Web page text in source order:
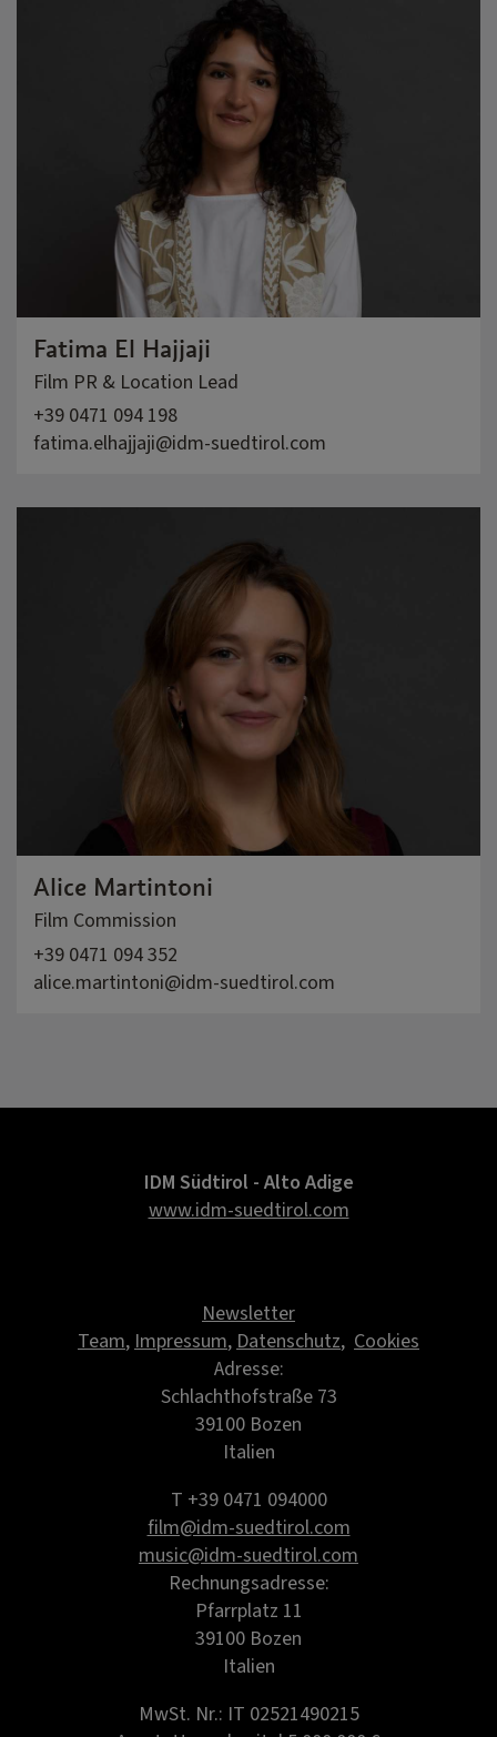
Fatima El Hajjaji
Film PR & Location Lead
+39 0471 094 198
fatima.elhajjaji@idm-suedtirol.com
Alice Martintoni
Film Commission
+39 0471 094 352
alice.martintoni@idm-suedtirol.com
IDM Südtirol - Alto Adige
www.idm-suedtirol.com
Newsletter
Team,Impressum,Datenschutz, Cookies
Adresse:
Schlachthofstraße 73
39100 Bozen
Italien
T +39 0471 094000
film@idm-suedtirol.com
music@idm-suedtirol.com
Rechnungsadresse:
Pfarrplatz 11
39100 Bozen
Italien
MwSt. Nr.: IT 02521490215